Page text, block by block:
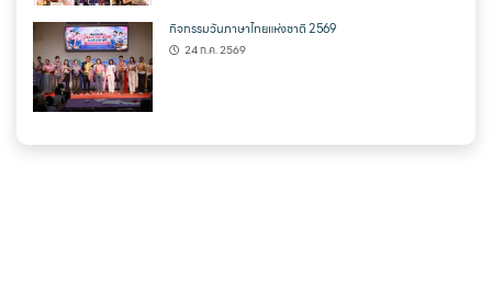
กิจกรรมวันภาษาไทยแห่งชาติ 2569
24 ก.ค. 2569